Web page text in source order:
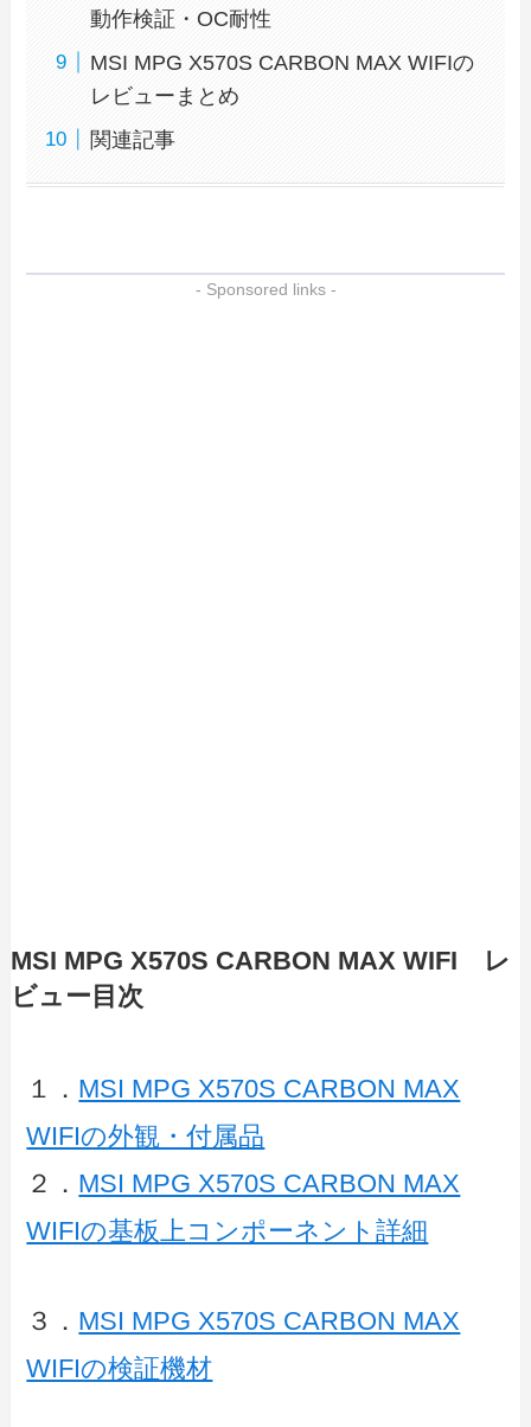
動作検証・OC耐性
MSI MPG X570S CARBON MAX WIFIの
レビューまとめ
関連記事
- Sponsored links -
MSI MPG X570S CARBON MAX WIFI レ
ビュー目次
１． MSI MPG X570S CARBON MAX
WIFIの外観・付属品
２． MSI MPG X570S CARBON MAX
WIFIの基板上コンポーネント詳細
３． MSI MPG X570S CARBON MAX
WIFIの検証機材